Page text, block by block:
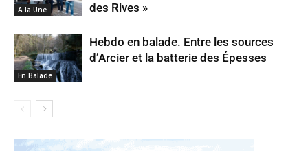
A la Une
des Rives »
En Balade
Hebdo en balade. Entre les sources
d’Arcier et la batterie des Épesses